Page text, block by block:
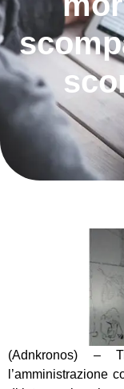
(Adnkronos) –
l’amministrazione